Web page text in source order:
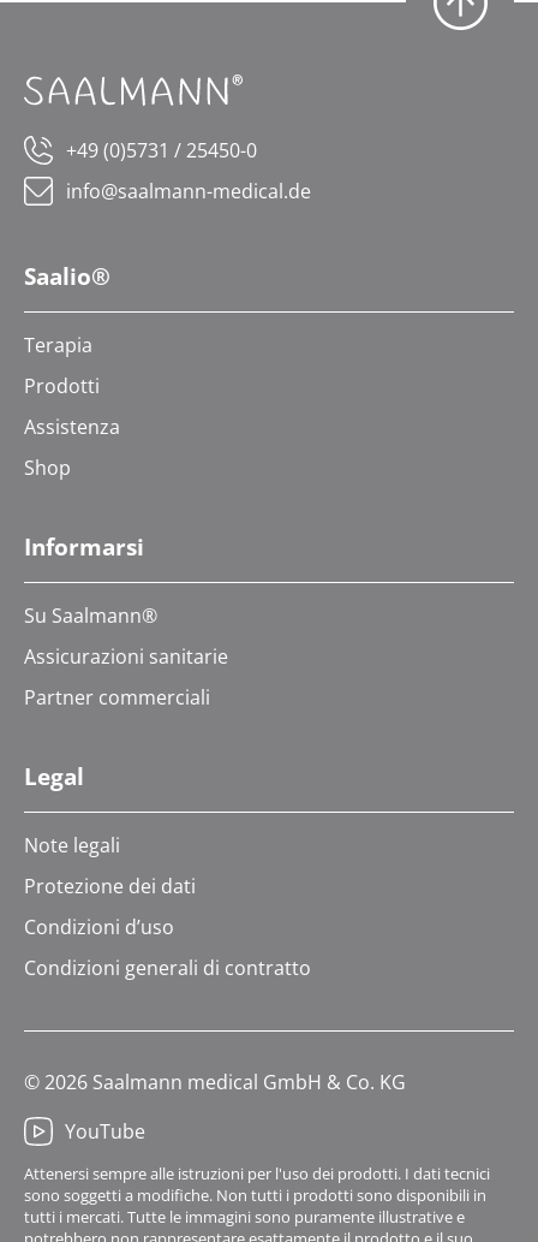
+49 (0)5731 / 25450-0
info@saalmann-medical.de
Saalio®
Terapia
Prodotti
Assistenza
Shop
Informarsi
Su Saalmann®
Assicurazioni sanitarie
Partner commerciali
Legal
Note legali
Protezione dei dati
Condizioni d’uso
Condizioni generali di contratto
© 2026 Saalmann medical GmbH & Co. KG
YouTube
Attenersi sempre alle istruzioni per l'uso dei prodotti. I dati tecnici
sono soggetti a modifiche. Non tutti i prodotti sono disponibili in
tutti i mercati. Tutte le immagini sono puramente illustrative e